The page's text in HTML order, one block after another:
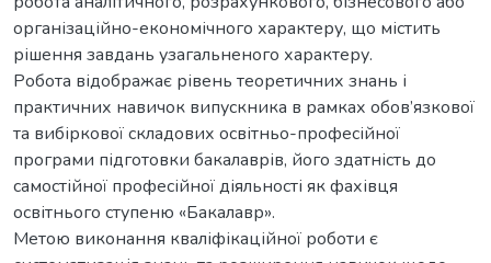
організаційно-економічного характеру, що містить
рішення завдань узагальненого характеру.
Робота відображає рівень теоретичних знань і
практичних навичок випускника в рамках обов’язкової
та вибіркової складових освітньо-професійної
програми підготовки бакалаврів, його здатність до
самостійної професійної діяльності як фахівця
освітнього ступеню «Бакалавр».
Метою виконання кваліфікаційної роботи є